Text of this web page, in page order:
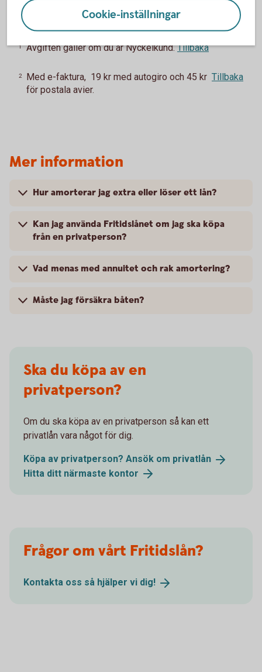
0 kr
1 Avgiften gäller om du är Nyckelkund. Tillbaka
2
Med e-faktura, 19 kr med autogiro och 45 kr
för postala avier.
Tillbaka
Mer information
Hur amorterar jag extra eller löser ett lån?
Kan jag använda Fritidslånet om jag ska köpa
från en privatperson?
Vad menas med annuitet och rak amortering?
Måste jag försäkra båten?
Ska du köpa av en
privatperson?
Om du ska köpa av en privatperson så kan ett
privatlån vara något för dig.
Köpa av privatperson? Ansök om privatlån
Hitta ditt närmaste kontor
Frågor om vårt Fritidslån?
Kontakta oss så hjälper vi dig!
Cookie-inställningar